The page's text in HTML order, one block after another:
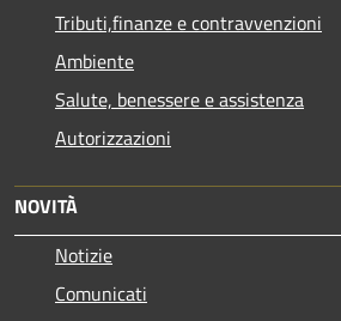
Tributi,finanze e contravvenzioni
Ambiente
Salute, benessere e assistenza
Autorizzazioni
NOVITÀ
Notizie
Comunicati